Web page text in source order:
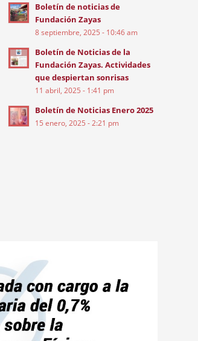
Boletín de noticias de
Fundación Zayas
8 septiembre, 2025 - 10:46 am
Boletín de Noticias de la
Fundación Zayas. Actividades
que despiertan sonrisas
11 abril, 2025 - 1:41 pm
Boletín de Noticias Enero 2025
15 enero, 2025 - 2:21 pm